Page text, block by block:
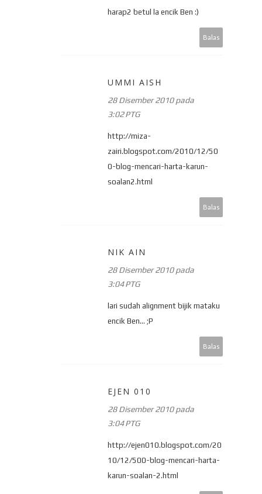
harap2 betul la encik Ben :)
Balas
UMMI AISH
28 Disember 2010 pada
3:02 PTG
http://miza-
zairi.blogspot.com/2010/12/50
0-blog-mencari-harta-karun-
soalan2.html
Balas
NIK AIN
28 Disember 2010 pada
3:04 PTG
lari sudah alignment bijik mataku
encik Ben... ;P
Balas
EJEN 010
28 Disember 2010 pada
3:04 PTG
http://ejen010.blogspot.com/20
10/12/500-blog-mencari-harta-
karun-soalan-2.html